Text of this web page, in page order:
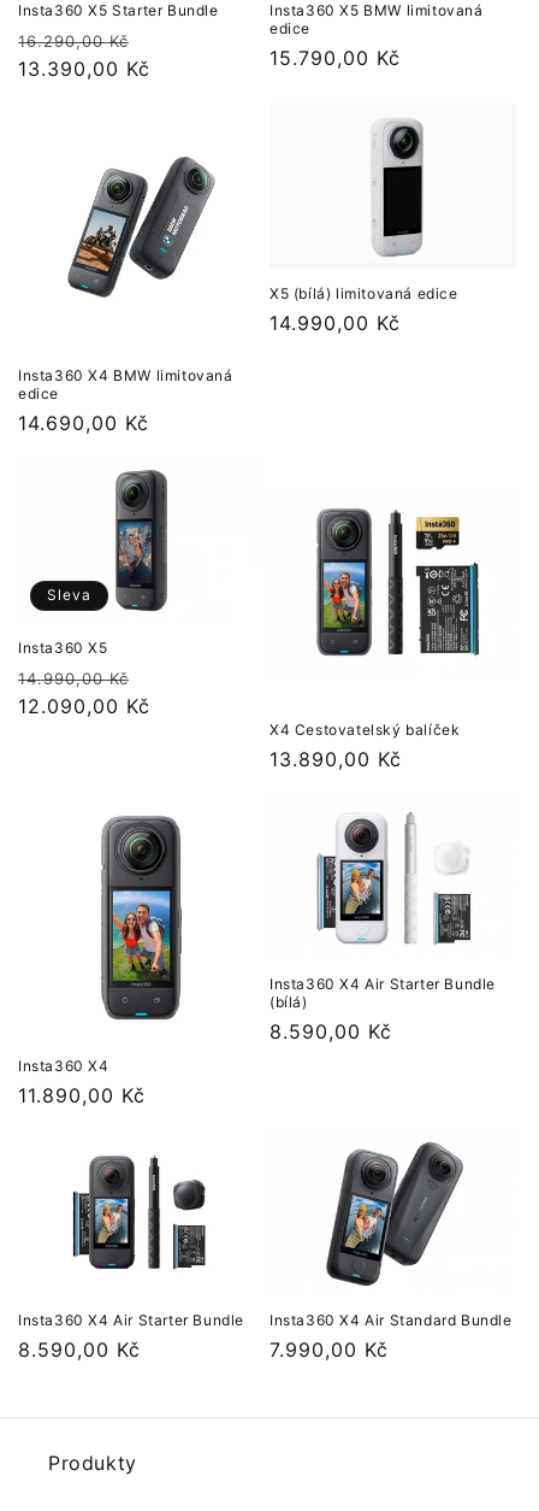
Insta360 X5 Starter Bundle
Běžná
cena
16.290,00 Kč
cena
13.390,00 Kč
Insta360 X5 BMW limitovaná
edice
Běžná
15.790,00 Kč
Insta360 X4 BMW limitovaná
edice
Běžná
14.690,00 Kč
X5 (bílá) limitovaná edice
Běžná
14.990,00 Kč
Sleva
Insta360 X5
Běžná
cena
14.990,00 Kč
cena
12.090,00 Kč
X4 Cestovatelský balíček
Běžná
13.890,00 Kč
Insta360 X4
Běžná
11.890,00 Kč
Insta360 X4 Air Starter Bundle
(bílá)
Běžná
8.590,00 Kč
Insta360 X4 Air Starter Bundle
Běžná
8.590,00 Kč
Insta360 X4 Air Standard Bundle
Běžná
7.990,00 Kč
Produkty